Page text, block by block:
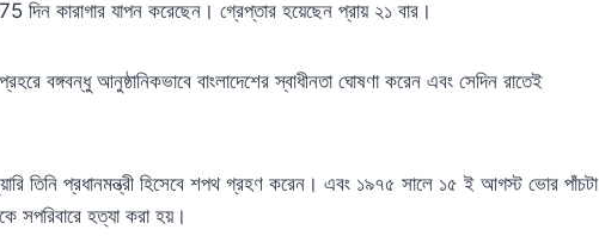
কারাগার যাপন করেছেন। গ্রেপ্তার হয়েছেন প্রায় ২১ বার।
বঙ্গবন্ধু আনুষ্ঠানিকভাবে বাংলাদেশের স্বাধীনতা ঘোষণা করেন এবং সেদিন রাতেই
তিনি প্রধানমন্ত্রী হিসেবে শপথ গ্রহণ করেন। এবং ১৯৭৫ সালে ১৫ ই আগস্ট ভোর পাঁচটা
সপরিবারে হত্যা করা হয়।